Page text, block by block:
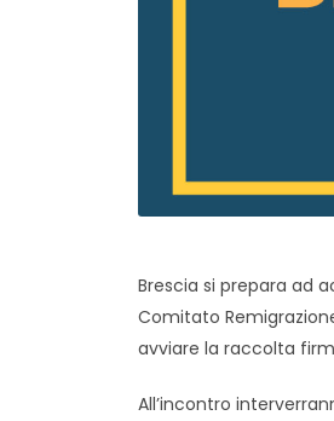
Brescia si prepara ad
Comitato
avviare la raccolta
All’incontro